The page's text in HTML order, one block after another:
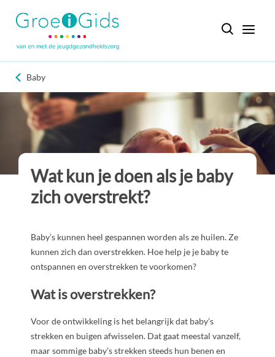
Baby
Wat kun je doen als je baby
zich overstrekt?
Baby’s kunnen heel gespannen worden als ze huilen. Ze
kunnen zich dan overstrekken. Hoe help je je baby te
ontspannen en overstrekken te voorkomen?
Wat is overstrekken?
Voor de ontwikkeling is het belangrijk dat baby’s
strekken en buigen afwisselen. Dat gaat meestal vanzelf,
maar sommige baby’s strekken steeds hun benen en